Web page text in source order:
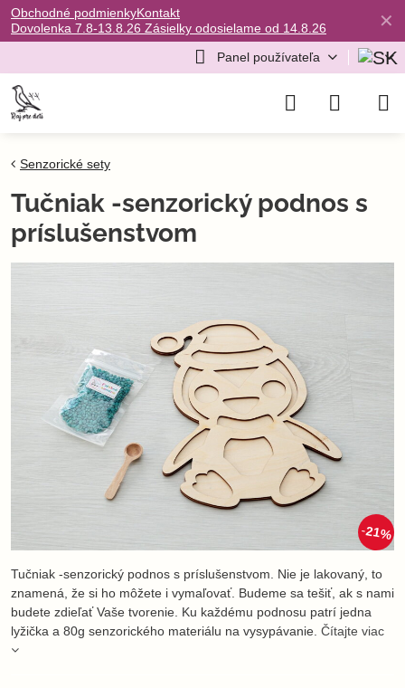
✕
Obchodné podmienkyKontakt
Dovolenka 7.8-13.8.26 Zásielky odosielame od 14.8.26
Panel používateľa
21%
Senzorické sety
Tučniak -senzorický podnos s
príslušenstvom
Tučniak -senzorický podnos s príslušenstvom. Nie je lakovaný, to
znamená, že si ho môžete i vymaľovať. Budeme sa tešiť, ak s nami
budete zdieľať Vaše tvorenie. Ku každému podnosu patrí jedna
lyžička a 80g senzorického materiálu na vysypávanie. Čítajte viac